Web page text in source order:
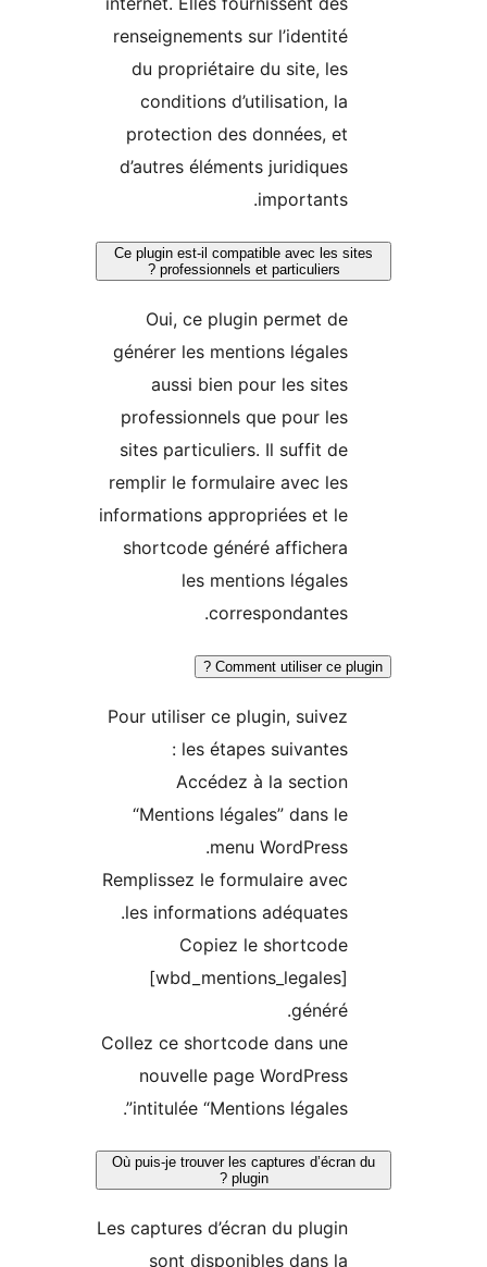
renseignements sur l’identité
du propriétaire du site, les
conditions d’utilisation, la
protection des données, et
d’autres éléments juridiques
Ce plugin est-il compatible avec les
professionnels et particuliers ?
Oui, ce plugin permet de
générer les mentions légales
aussi bien pour les sites
professionnels que pour les
sites particuliers. Il suffit de
remplir le formulaire avec les
informations appropriées et le
shortcode généré affichera
les mentions légales
correspondantes.
Comment utiliser ce
Pour utiliser ce plugin, suivez
les étapes suivantes :
Accédez à la section
“Mentions légales” dans le
menu WordPress.
Remplissez le formulaire avec
les informations adéquates.
Copiez le shortcode
[wbd_mentions_legales]
Collez ce shortcode dans une
nouvelle page WordPress
intitulée “Mentions légales”.
Où puis-je trouver les captures
Les captures d’écran du plugin
sont disponibles dans la